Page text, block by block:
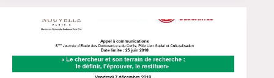
–
Séminaire
« Enquête
et
travaux